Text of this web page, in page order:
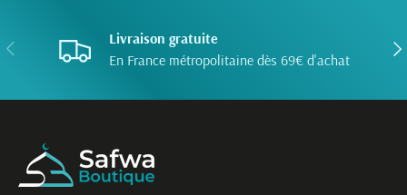
PRÉCÉDENT
Livraison gratuite
En France métropolitaine dès 69€ d'achat